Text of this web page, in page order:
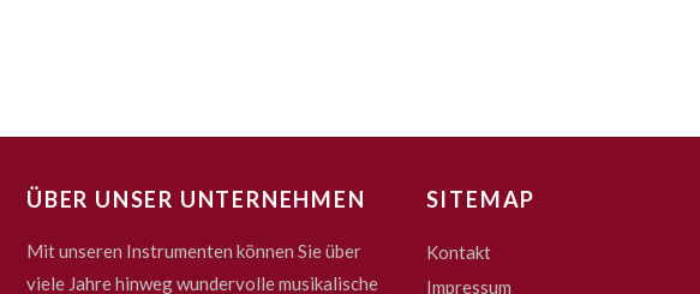
ÜBER UNSER UNTERNEHMEN
Mit unseren Instrumenten können Sie über
viele Jahre hinweg wundervolle musikalische
SITEMAP
Kontakt
Impressum